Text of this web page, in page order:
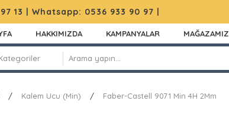
13 | Whatsapp: 0536 933 90 97 |
HAKKIMIZDA KAMPANYALAR MAĞAZAMIZ
Kalem Ucu (Min) Faber-Castell 9071 Min 4H 2Mm